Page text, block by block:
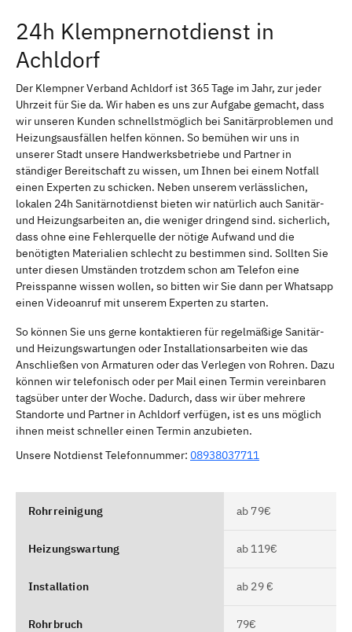
24h Klempnernotdienst in
Achldorf
Der Klempner Verband Achldorf ist 365 Tage im Jahr, zur jeder
Uhrzeit für Sie da. Wir haben es uns zur Aufgabe gemacht, dass
wir unseren Kunden schnellstmöglich bei Sanitärproblemen und
Heizungsausfällen helfen können. So bemühen wir uns in
unserer Stadt unsere Handwerksbetriebe und Partner in
ständiger Bereitschaft zu wissen, um Ihnen bei einem Notfall
einen Experten zu schicken. Neben unserem verlässlichen,
lokalen 24h Sanitärnotdienst bieten wir natürlich auch Sanitär-
und Heizungsarbeiten an, die weniger dringend sind. sicherlich,
dass ohne eine Fehlerquelle der nötige Aufwand und die
benötigten Materialien schlecht zu bestimmen sind. Sollten Sie
unter diesen Umständen trotzdem schon am Telefon eine
Preisspanne wissen wollen, so bitten wir Sie dann per Whatsapp
einen Videoanruf mit unserem Experten zu starten.
So können Sie uns gerne kontaktieren für regelmäßige Sanitär-
und Heizungswartungen oder Installationsarbeiten wie das
Anschließen von Armaturen oder das Verlegen von Rohren. Dazu
können wir telefonisch oder per Mail einen Termin vereinbaren
tagsüber unter der Woche. Dadurch, dass wir über mehrere
Standorte und Partner in Achldorf verfügen, ist es uns möglich
ihnen meist schneller einen Termin anzubieten.
Unsere Notdienst Telefonnummer: 08938037711
Rohrreinigung ab 79€
Heizungswartung ab 119€
Installation ab 29 €
Rohrbruch 79€